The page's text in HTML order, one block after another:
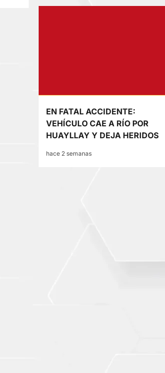
EN FATAL ACCIDENTE:
VEHÍCULO CAE A RÍO POR
HUAYLLAY Y DEJA HERIDOS
hace 2 semanas